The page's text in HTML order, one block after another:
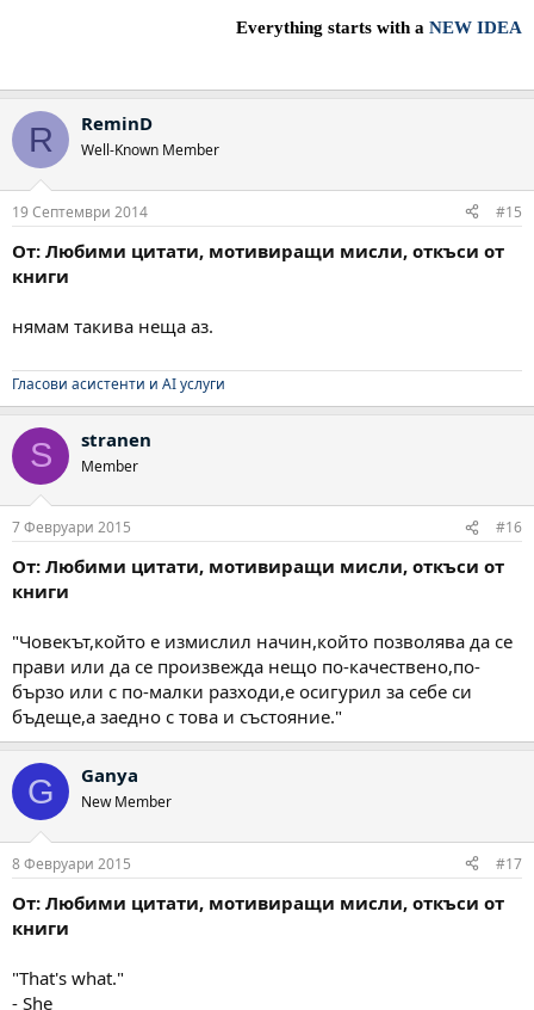
Everything starts with a NEW IDEA
R ReminD
Well-Known Member
19 Септември 2014 #15
От: Любими цитати, мотивиращи мисли, откъси от
книги
нямам такива неща аз.
Гласови асистенти и AI услуги
S stranen
Member
7 Февруари 2015 #16
От: Любими цитати, мотивиращи мисли, откъси от
книги
"Човекът,който е измислил начин,който позволява да се
прави или да се произвежда нещо по-качествено,по-
бързо или с по-малки разходи,е осигурил за себе си
бъдеще,а заедно с това и състояние."
G Ganya
New Member
8 Февруари 2015 #17
От: Любими цитати, мотивиращи мисли, откъси от
книги
"That's what."
- She